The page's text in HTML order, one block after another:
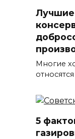
Лучшие
Многие
5